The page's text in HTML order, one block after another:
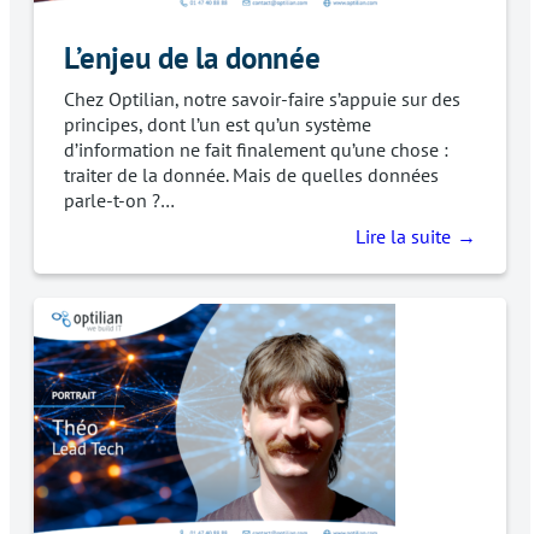
L’enjeu de la donnée
Chez Optilian, notre savoir-faire s’appuie sur des
principes, dont l’un est qu’un système
d’information ne fait finalement qu’une chose :
traiter de la donnée. Mais de quelles données
parle-t-on ?…
Lire la suite